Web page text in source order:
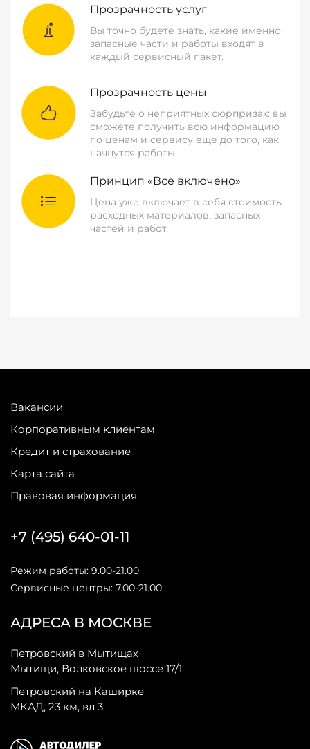
Прозрачность услуг
Вы точно будете знать, какие именно
запасные части и работы входят в
каждый сервисный пакет.
Прозрачность цены
Забудьте о неприятных сюрпризах: вы
сможете получить всю информацию
по ценам и сервису еще до того, как
начнутся работы.
Принцип «Все включено»
Цена уже включает в себя стоимость
расходных материалов, запасных
частей и работ.
Вакансии
Корпоративным клиентам
Кредит и страхование
Карта сайта
Правовая информация
АДРЕСА В МОСКВЕ
Петровский в Мытищах
Мытищи, Волковское шоссе 17/1
Петровский на Каширке
МКАД, 23 км, вл 3
+7 (495) 640-01-11
Режим работы: 9.00-21.00
Сервисные центры: 7.00-21.00